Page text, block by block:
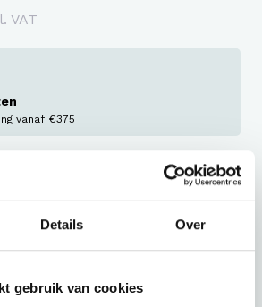
Details Over
gebruik van cookies
VAT
vanaf €375
aan winkelwagen